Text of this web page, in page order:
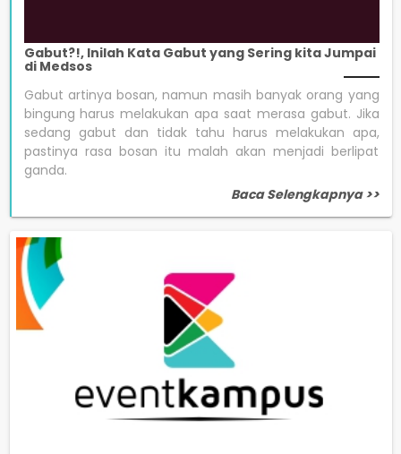
Gabut?!, Inilah Kata Gabut yang Sering kita Jumpai
di Medsos
Gabut artinya bosan, namun masih banyak orang yang
bingung harus melakukan apa saat merasa gabut. Jika
sedang gabut dan tidak tahu harus melakukan apa,
pastinya rasa bosan itu malah akan menjadi berlipat
ganda.
Baca Selengkapnya >>